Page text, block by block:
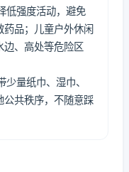
低强度活动，避免
药品；儿童户外休闲
边、高处等危险区
量纸巾、湿巾、
公共秩序，不随意踩